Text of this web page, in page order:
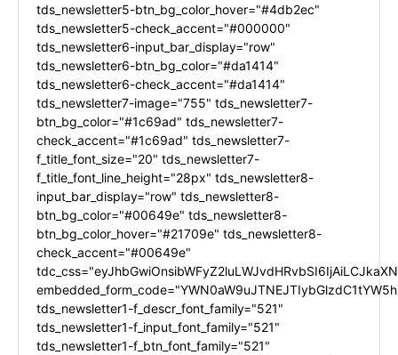
tds_newsletter5-btn_bg_color_hover="#4db2ec"
tds_newsletter5-check_accent="#000000"
tds_newsletter6-input_bar_display="row"
tds_newsletter6-btn_bg_color="#da1414"
tds_newsletter6-check_accent="#da1414"
tds_newsletter7-image="755" tds_newsletter7-
btn_bg_color="#1c69ad" tds_newsletter7-
check_accent="#1c69ad" tds_newsletter7-
f_title_font_size="20" tds_newsletter7-
f_title_font_line_height="28px" tds_newsletter8-
input_bar_display="row" tds_newsletter8-
btn_bg_color="#00649e" tds_newsletter8-
btn_bg_color_hover="#21709e" tds_newsletter8-
check_accent="#00649e"
tds_newsletter1-f_descr_font_family="521"
tds_newsletter1-f_input_font_family="521"
tds_newsletter1-f_btn_font_family="521"